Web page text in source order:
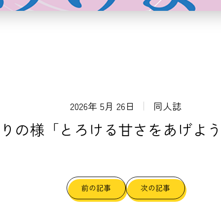
2026年 5月 26日 同人誌
りの様「とろける甘さをあげよ
前の記事 次の記事